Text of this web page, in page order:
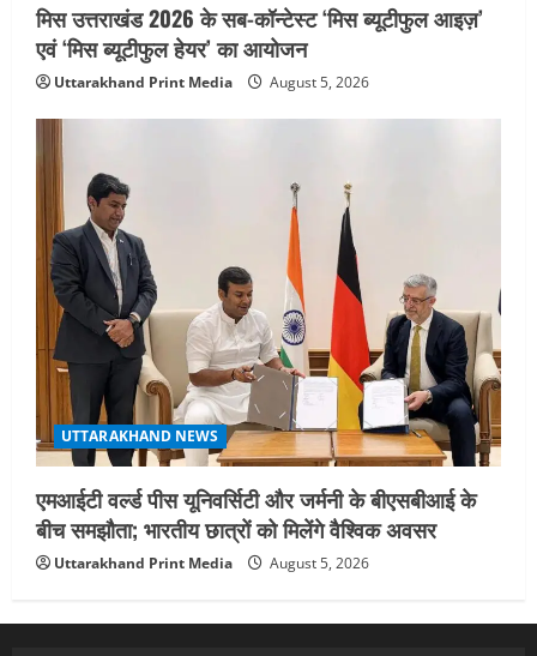
मिस उत्तराखंड 2026 के सब-कॉन्टेस्ट ‘मिस ब्यूटीफुल आइज़’
एवं ‘मिस ब्यूटीफुल हेयर’ का आयोजन
Uttarakhand Print Media August 5, 2026
UTTARAKHAND NEWS
एमआईटी वर्ल्ड पीस यूनिवर्सिटी और जर्मनी के बीएसबीआई के
बीच समझौता; भारतीय छात्रों को मिलेंगे वैश्विक अवसर
Uttarakhand Print Media August 5, 2026